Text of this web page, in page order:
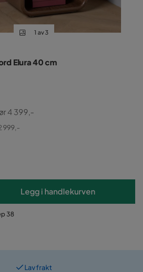
1 av 3
Elura 40 cm
4 399,-
999,-
Legg i handlekurven
38
Lav frakt